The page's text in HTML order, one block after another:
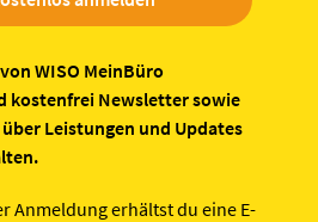
WISO MeinBüro
kostenfrei Newsletter sowie
Leistungen und Updates
Anmeldung erhältst du eine E-